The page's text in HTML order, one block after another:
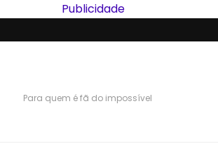
Para quem é fã do impossível